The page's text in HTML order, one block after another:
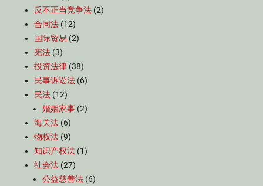
反不正当竞争法 (2)
合同法 (12)
国际贸易 (2)
宪法 (3)
投资法律 (38)
民事诉讼法 (6)
民法 (12)
婚姻家事 (2)
海关法 (6)
物权法 (9)
知识产权法 (1)
社会法 (27)
公益慈善法 (6)